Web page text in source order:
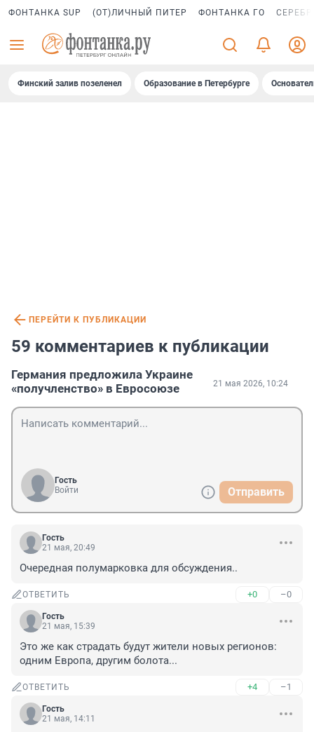
ФОНТАНКА SUP (ОТ)ЛИЧНЫЙ ПИТЕР ФОНТАНКА ГО
Финский залив позеленел Образование в Петербурге
ПЕРЕЙТИ К ПУБЛИКАЦИИ
59 комментариев к публикации
Германия предложила Украине
«получленство» в Евросоюзе
21 мая 2026, 10:24
Гость
Войти
Отправить
Гость
21 мая, 20:49
Очередная полумарковка для обсуждения..
ОТВЕТИТЬ +0 –0
Гость
21 мая, 15:39
Это же как страдать будут жители новых регионов:
одним Европа, другим болота...
ОТВЕТИТЬ +4 –1
Гость
21 мая, 14:11